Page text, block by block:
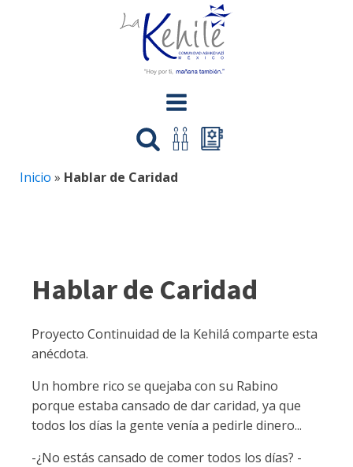
Inicio » Hablar de Caridad
Hablar de Caridad
Proyecto Continuidad de la Kehilá comparte esta
anécdota.
Un hombre rico se quejaba con su Rabino
porque estaba cansado de dar caridad, ya que
todos los días la gente venía a pedirle dinero...
-¿No estás cansado de comer todos los días? -